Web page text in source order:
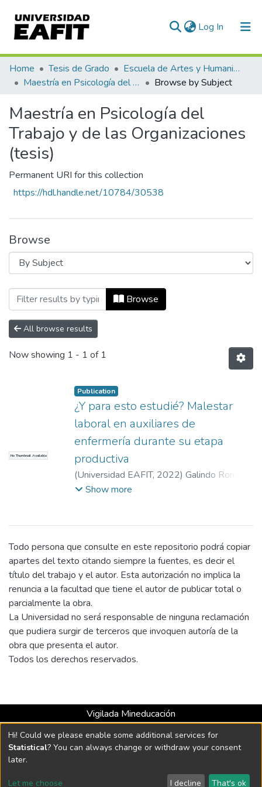
Log In (current)
Communities & Collections
All of DSpace
Home Tesis de Grado
Escuela de Artes y Humanidades
Maestría en Psicología del Trabajo y de las Organizaciones (tesis)
Browse by Subject
Maestría en Psicología del
Trabajo y de las Organizaciones
(tesis)
Permanent URI for this collection
https://hdl.handle.net/10784/30538
Browse
Browsing Maestría en Psicología del
Browse
All browse results
Now showing 1 - 1 of 1
No Thumbnail Available
Publication
¿Y para esto estudié? Malestar
laboral en auxiliares de
enfermería durante su etapa
productiva
(Universidad EAFIT, 2022) Galindo Romero,
Maria Juliana;Orejuela Gómez, Jonny Javier
Show more
Todo persona que consulte en este repositorio podrá copiar
apartes del texto citando siempre la fuentes, es decir el
título del trabajo y el autor. Esta autorización no implica la
renuncia a la facultad que tiene el autor de publicar total o
parcialmente la obra.
La Universidad no será responsable de ninguna reclamación
que pudiera surgir de terceros que invoquen autoría de la
obra que presenta el autor.
Todos los derechos reservados.
Vigilada Mineducación
Universidad con Acreditación Institucional hasta 2026 -
Resolución MEN 2158 de 2018
DSpace software copyright © 2002-2026 LYRASIS
Hi! Could we please enable some additional services for
Statistical? You can always change or withdraw your consent
later.
Let me choose I decline That's ok